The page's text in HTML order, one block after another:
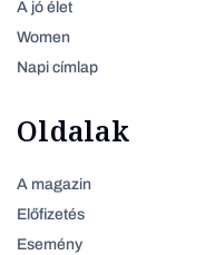
A jó élet
Women
Napi címlap
Oldalak
A magazin
Előfizetés
Esemény